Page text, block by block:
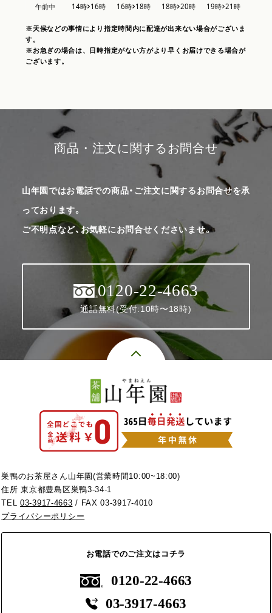
※天候などの事情により指定時間内に配達が出来ない場合がございま
す。
※お急ぎの場合は、日時指定がない方がより早くお届けできる場合が
ございます。
商品・注文に関するお問合せ
山年園ではお電話での商品・ご注文に関するお問合せを承
っております。
ご不明点など、お気軽にお問合せくださいませ。
0120-22-4663
通話無料(受付:10時〜18時)
巣鴨のお茶屋さん山年園(営業時間10:00~18:00)
住所 東京都豊島区巣鴨3-34-1
TEL03-3917-4663 / FAX 03-3917-4010
プライバシーポリシー
お電話でのご注文はコチラ
0120-22-4663
03-3917-4663